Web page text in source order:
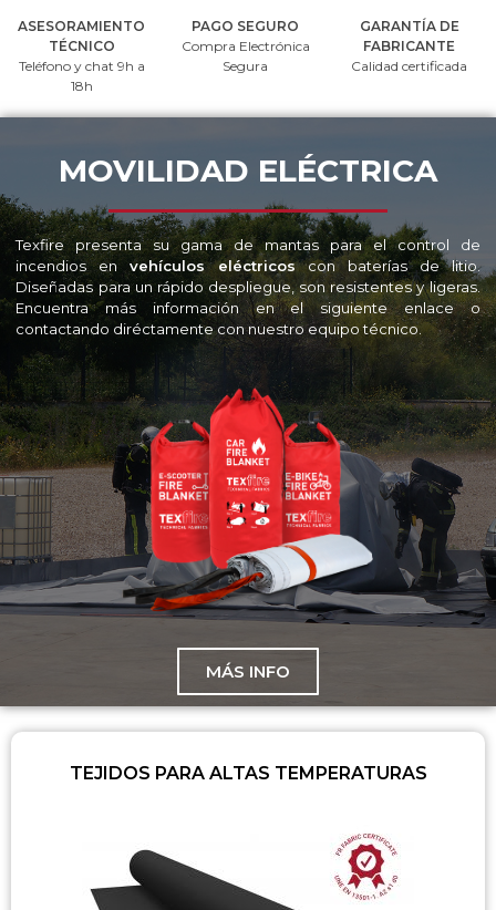
ASESORAMIENTO
TÉCNICO
Teléfono y chat 9h a
18h
PAGO SEGURO
Compra Electrónica
Segura
GARANTÍA DE
FABRICANTE
Calidad certificada
MOVILIDAD ELÉCTRICA
Texfire presenta su gama de mantas para el control de
incendios envehículos eléctricoscon baterías de litio.
Diseñadas para un rápido despliegue, son resistentes y ligeras.
Encuentra más información en el siguiente enlace o
contactando diréctamente con nuestro equipo técnico.
MÁS INFO
TEJIDOS PARA ALTAS TEMPERATURAS